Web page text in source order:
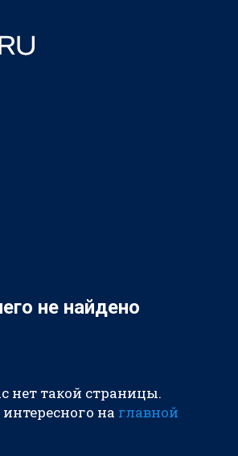
не найдено
нет такой страницы.
на главной